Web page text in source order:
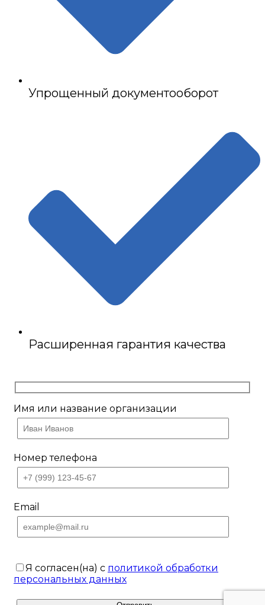
Упрощенный документооборот
Расширенная гарантия качества
Имя или название организации
Номер телефона
Email
Я согласен(на) с политикой обработки
персональных данных